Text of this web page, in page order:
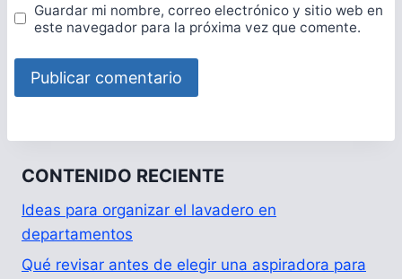
Guardar mi nombre, correo electrónico y sitio web en
este navegador para la próxima vez que comente.
CONTENIDO RECIENTE
Ideas para organizar el lavadero en
departamentos
Qué revisar antes de elegir una aspiradora para